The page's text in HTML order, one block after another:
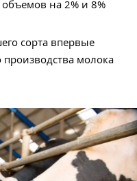
на 2% и 8%
сорта впервые
производства молока